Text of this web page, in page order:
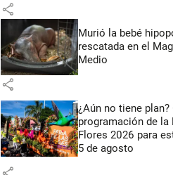
share
Murió la bebé
rescatada en el
Medio
share
¿Aún no tiene
programación de la
Flores 2026 para
5 de agosto